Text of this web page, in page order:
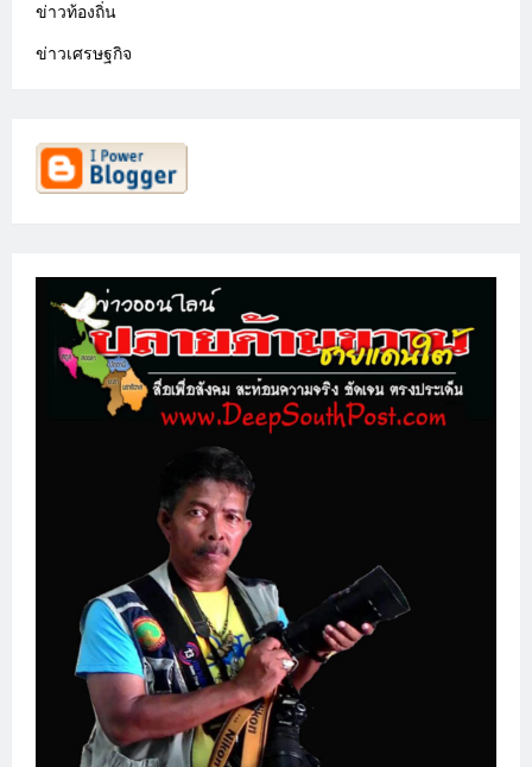
ข่าวท้องถิ่น
ข่าวเศรษฐกิจ